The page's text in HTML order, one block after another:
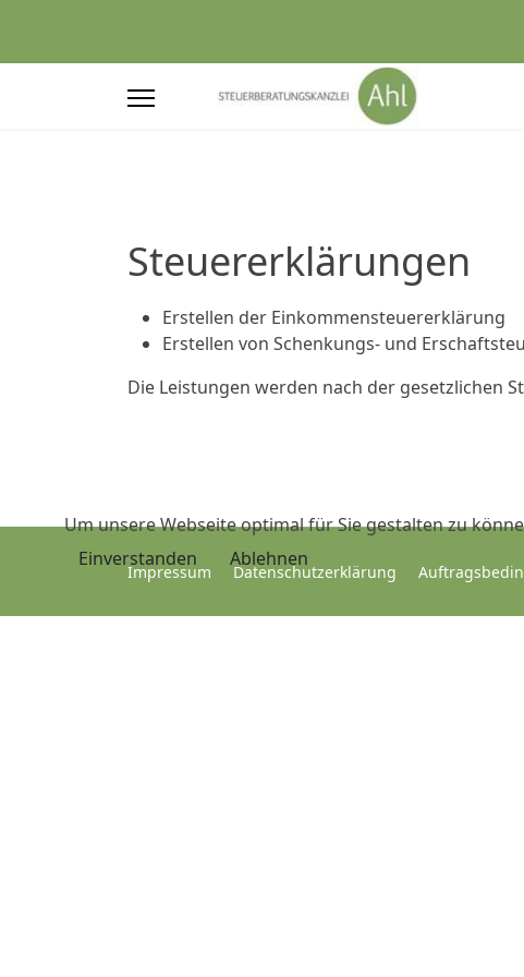
Steuererklärungen
Erstellen der Einkommensteuererklärung
Erstellen von Schenkungs- und
Die Leistungen werden nach der gesetzlichen
Impressum Datenschutzerklärung
Um unsere Webseite optimal für Sie gestalten zu
Einverstanden
Ablehnen